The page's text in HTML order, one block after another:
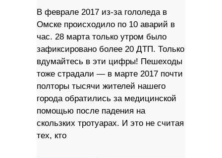
В феврале 2017 из-за гололеда в
Омске происходило по 10 аварий в
час. 28 марта только утром было
зафиксировано более 20 ДТП. Только
вдумайтесь в эти цифры! Пешеходы
тоже страдали — в марте 2017 почти
полторы тысячи жителей нашего
города обратились за медицинской
помощью после падения на
скользких тротуарах. И это не считая
тех, кто